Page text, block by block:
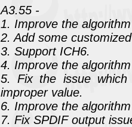
A3.55 -
1. Improve the
2. Add some
3. Support ICH6.
4. Improve the
5. Fix the issue
improper value.
6. Improve the
7. Fix SPDIF output